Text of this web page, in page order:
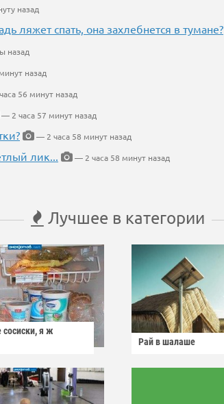
назад
ляжет спать, она захлебнется в тумане?
назад
назад
56 минут назад
— 2 часа 57 минут назад
— 2 часа 58 минут назад
лик... — 2 часа 58 минут назад
Лучшее в категории
я ж
Рай в шалаше